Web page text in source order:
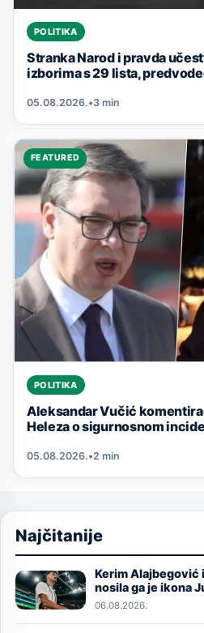
POLITIKA
Stranka Narod i pravda
izborima s 29 lista,
05.08.2026.•3 min
FEATURED
POLITIKA
Aleksandar Vučić
Heleza o sigurnosnom
05.08.2026.•2 min
Najčitanije
Image
Kerim Alajbegović
nosila ga je ikona
06.08.2026.